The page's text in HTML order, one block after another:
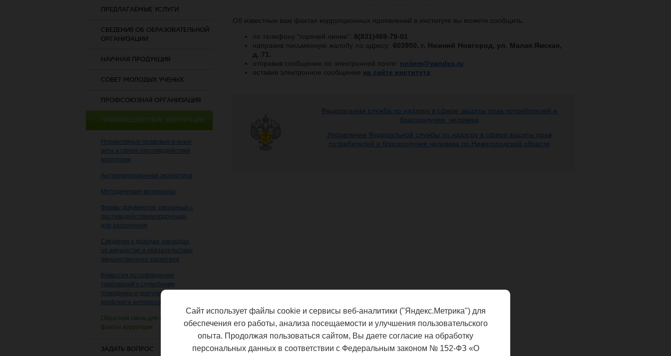
ПРЕДЛАГАЕМЫЕ УСЛУГИ
СВЕДЕНИЯ ОБ ОБРАЗОВАТЕЛЬНОЙ
ОРГАНИЗАЦИИ
НАУЧНАЯ ПРОДУКЦИЯ
СОВЕТ МОЛОДЫХ УЧЕНЫХ
ПРОФСОЮЗНАЯ ОРГАНИЗАЦИЯ
ПРОТИВОДЕЙСТВИЕ КОРРУПЦИИ
Нормативные правовые и иные
акты в сфере противодействия
коррупции
Антикоррупционная экспертиза
Методические материалы
Формы документов, связанных с
противодействием коррупции,
для заполнения
Сведения о доходах, расходах,
об имуществе и обязательствах
имущественного характера
Комиссия по соблюдению
требований к служебному
поведению и урегулированию
конфликта интересов
Обратная связь для сообщений о
фактах коррупции
ЗАДАТЬ ВОПРОС
Об известных вам фактах коррупционных проявлений в институте вы можете сообщить:
по телефону "горячей линии": 8(831)469-79-01
направив письменную жалобу по адресу: 603950, г. Нижний Новгород, ул. Малая Ямская,
д. 71.
отправив сообщение по электронной почте: nniiem@yandex.ru
оставив электронное сообщение на сайте института
Федеральная служба по надзору в сфере защиты прав потребителей и
благополучия человека
Управление Федеральной службы по надзору в сфере защиты прав
потребителей и благополучия человека по Нижегородской области
Сайт использует файлы cookie и сервисы веб-аналитики ("Яндекс.Метрика") для
обеспечения его работы, анализа посещаемости и улучшения пользовательского
опыта. Продолжая пользоваться сайтом, Вы даете согласие на обработку
персональных данных в соответствии с Федеральным законом № 152-ФЗ «О